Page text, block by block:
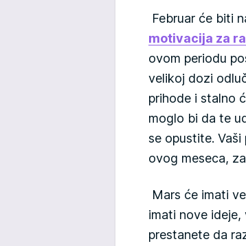
Februar će biti
motivacija za
ovom periodu
velikoj dozi
prihode i stalno
moglo bi da te
se opustite.
ovog meseca,
Mars će imati
imati nove
prestanete da